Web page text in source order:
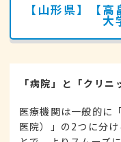
【山形県】【
大
「病院」と「クリ
医療機関は一般的に
医院）」の2つに分